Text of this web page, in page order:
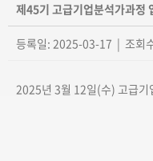
제45기 고급기업분석가과정
등록일: 2025-03-17 | 조회
2025년 3월 12일(수) 고급기